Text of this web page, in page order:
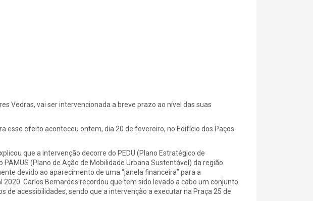
Vedras, vai ser intervencionada a breve prazo ao nível das suas
esse efeito aconteceu ontem, dia 20 de fevereiro, no Edifício dos Paços
que a intervenção decorre do PEDU (Plano Estratégico de
(Plano de Ação de Mobilidade Urbana Sustentável) da região
devido ao aparecimento de uma “janela financeira” para a
Carlos Bernardes recordou que tem sido levado a cabo um conjunto
de acessibilidades, sendo que a intervenção a executar na Praça 25 de